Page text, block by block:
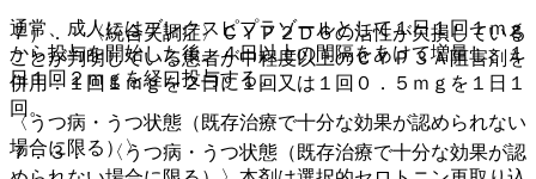
７）． 〈統合失調症〉ＣＹＰ２Ｄ６の活性が欠損している
ことが判明している患者が中程度以上のＣＹＰ３Ａ阻害剤を
併用：１回１ｍｇを２日に１回又は１回０．５ｍｇを１日１
回。
７．３． 〈うつ病・うつ状態（既存治療で十分な効果が認
通常、成人にはブレクスピプラゾールとして１日１回１ｍｇ
から投与を開始した後、４日以上の間隔をあけて増量し、１
日１回２ｍｇを経口投与する。
〈うつ病・うつ状態（既存治療で十分な効果が認められない
場合に限る）〉